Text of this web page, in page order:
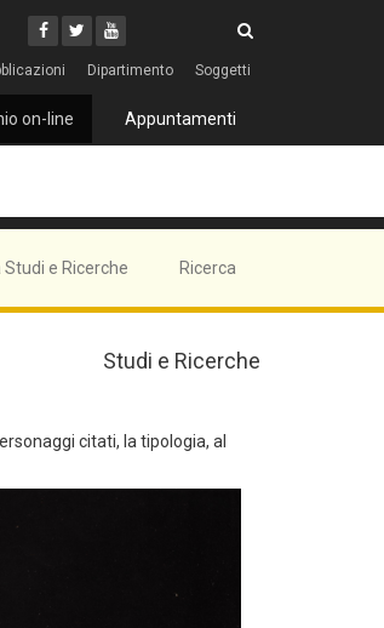
Facebook
Twitter
Youtube
Dipartimento Soggetti
on-line Appuntamenti
e Ricerche Ricerca
Studi e Ricerche
citati, la tipologia, al